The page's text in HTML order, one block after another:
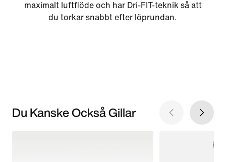
maximalt luftflöde och har Dri-FIT-teknik så att
du torkar snabbt efter löprundan.
Du Kanske Också Gillar